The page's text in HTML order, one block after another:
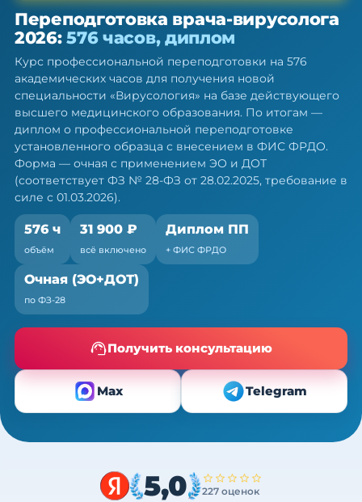
ВПО · новая типовая программа ПП с 01.03.2026
Переподготовка врача-
вирусолога — ПП, 576 ч
Диплом о профессиональной переподготовке.
Очная форма с ЭО и ДОТ, без отрыва от работы
Переподготовка врача-вирусолога
2026:576 часов, диплом
Курс профессиональной переподготовки на 576
академических часов для получения новой
специальности «Вирусология» на базе действующего
высшего медицинского образования. По итогам —
диплом о профессиональной переподготовке
установленного образца с внесением в ФИС ФРДО.
Форма — очная с применением ЭО и ДОТ
(соответствует ФЗ № 28-ФЗ от 28.02.2025, требование в
силе с 01.03.2026).
576 ч
объём
31 900 ₽
всё включено
Диплом ПП
+ ФИС ФРДО
Очная (ЭО+ДОТ)
по ФЗ-28
Получить консультацию
Max Telegram
5,0 227 оценок